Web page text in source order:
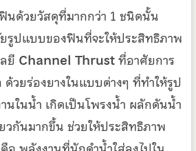
นด้วยวัสดุที่มากกว่า 1 ชนิดนั้น
รูปแบบของฟินที่จะให้ประสิทธิภาพ
ยี Channel Thrustที่อาศัยการ
วยร่องยางในแบบต่างๆ ที่ทำให้รูป
นในน้ำ เกิดเป็นโพรงน้ำ ผลักดันน้ำ
วกันมากขึ้น ช่วยให้ประสิทธิภาพ